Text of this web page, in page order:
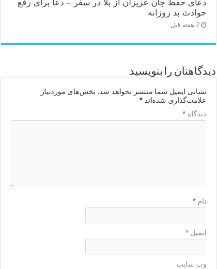
دعای حفظ جان عزیزان از بلا در سفر – دعا برای رفع
حوادث بد روزانه
2 هفته قبل
دیدگاهتان را بنویسید
نشانی ایمیل شما منتشر نخواهد شد. بخش‌های موردنیاز
علامت‌گذاری شده‌اند*
دیدگاه*
نام*
ایمیل*
وب‌ سایت